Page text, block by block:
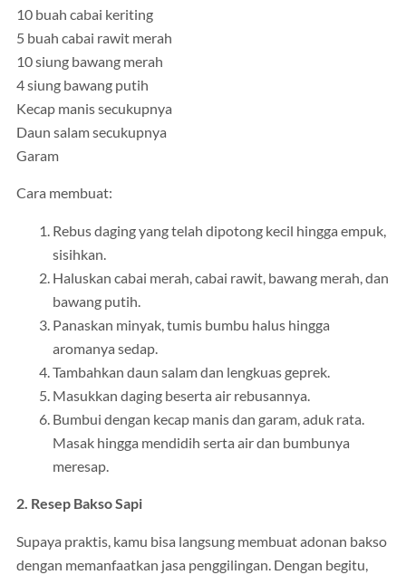
10 buah cabai keriting
5 buah cabai rawit merah
10 siung bawang merah
4 siung bawang putih
Kecap manis secukupnya
Daun salam secukupnya
Garam
Cara membuat:
Rebus daging yang telah dipotong kecil hingga empuk,
sisihkan.
Haluskan cabai merah, cabai rawit, bawang merah, dan
bawang putih.
Panaskan minyak, tumis bumbu halus hingga
aromanya sedap.
Tambahkan daun salam dan lengkuas geprek.
Masukkan daging beserta air rebusannya.
Bumbui dengan kecap manis dan garam, aduk rata.
Masak hingga mendidih serta air dan bumbunya
meresap.
2. Resep Bakso Sapi
Supaya praktis, kamu bisa langsung membuat adonan bakso
dengan memanfaatkan jasa penggilingan. Dengan begitu,